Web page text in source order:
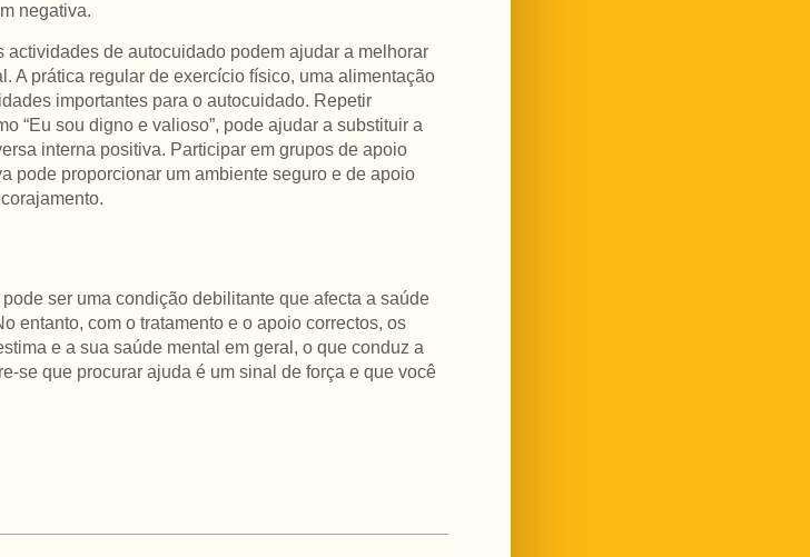
negativa.
actividades de autocuidado podem ajudar a melhorar
A prática regular de exercício físico, uma alimentação
importantes para o autocuidado. Repetir
“Eu sou digno e valioso”, pode ajudar a substituir a
interna positiva. Participar em grupos de apoio
pode proporcionar um ambiente seguro e de apoio
ser uma condição debilitante que afecta a saúde
entanto, com o tratamento e o apoio correctos, os
e a sua saúde mental em geral, o que conduz a
se que procurar ajuda é um sinal de força e que você